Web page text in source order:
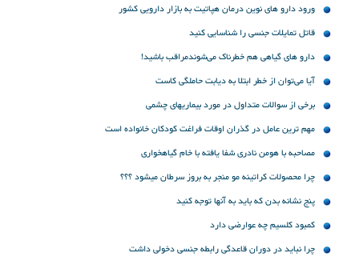
ورود دارو های نوین درمان هپاتیت به بازار دارویی کشور
قاتل تمایلات جنسی را شناسایی کنید
دارو های گیاهی هم خطرناک می‌شوندمراقب باشید!
آیا می‌توان از خطر ابتلا به دیابت حاملگی کاست
برخی از سوالات متداول در مورد بیماریهای چشمی
مهم ترین عامل در گذران اوقات فراغت کودکان خانواده است
مصاحبه با هومن نادری شفا یافته با خام گیاهخواری
چرا محصولات کراتینه مو منجر به بروز سرطان میشود ؟؟؟
پنج نشانه‌ بدن که باید به آنها توجه کنید
کمبود کلسیم چه عوارضی دارد
چرا نباید در دوران قاعدگی رابطه جنسی دخولی داشت